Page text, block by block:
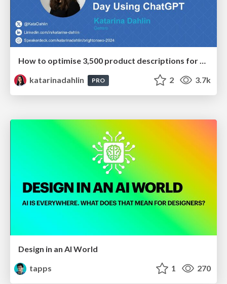
How to optimise 3,500 product descriptions for ecommerce in one day using ChatGPT
katarinadahlin
PRO 2 3.7k
Design in an AI World
tapps
1 270